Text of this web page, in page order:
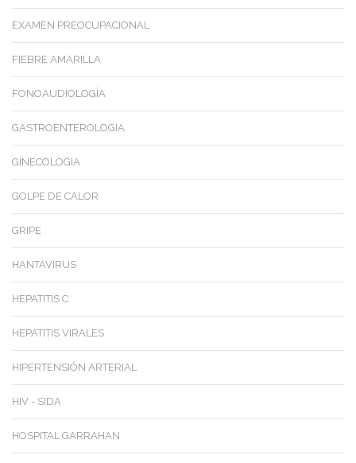
EXAMEN PREOCUPACIONAL
FIEBRE AMARILLA
FONOAUDIOLOGÍA
GASTROENTEROLOGIA
GINECOLOGIA
GOLPE DE CALOR
GRIPE
HANTAVIRUS
HEPATITIS C
HEPATITIS VIRALES
HIPERTENSIÓN ARTERIAL
HIV - SIDA
HOSPITAL GARRAHAN